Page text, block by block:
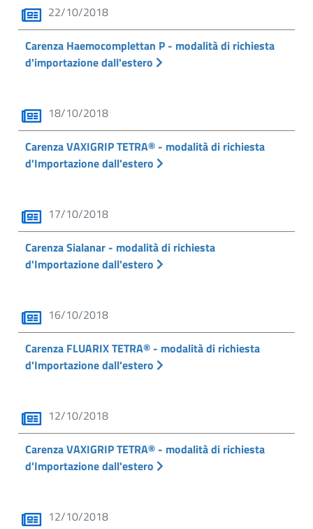
22/10/2018
Carenza Haemocomplettan P - modalità di richiesta
d'importazione dall'estero
18/10/2018
Carenza VAXIGRIP TETRA® - modalità di richiesta
d'Importazione dall'estero
17/10/2018
Carenza Sialanar - modalità di richiesta
d'Importazione dall'estero
16/10/2018
Carenza FLUARIX TETRA® - modalità di richiesta
d'Importazione dall'estero
12/10/2018
Carenza VAXIGRIP TETRA® - modalità di richiesta
d'Importazione dall'estero
12/10/2018